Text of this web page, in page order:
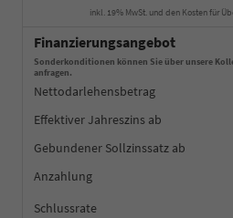
inkl. 19% MwSt. und den Kosten für
Finanzierungsangebot
Sonderkonditionen können Sie über unsere
anfragen.
Nettodarlehensbetrag
Effektiver Jahreszins
Gebundener Sollzinssatz
Anzahlung
Schlussrate